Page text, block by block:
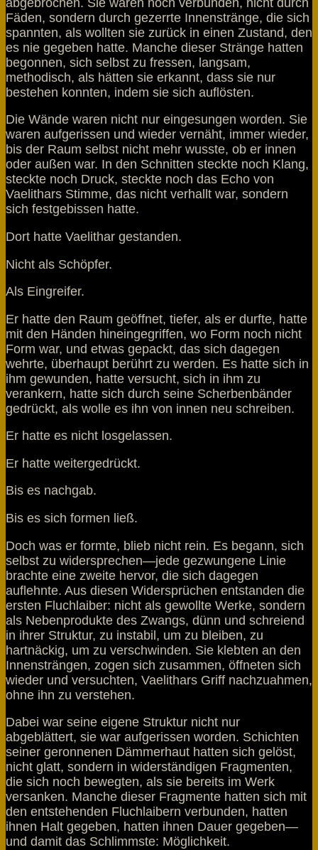
Fäden, sondern durch gezerrte Innenstränge, die sich
spannten, als wollten sie zurück in einen Zustand, den
es nie gegeben hatte. Manche dieser Stränge hatten
begonnen, sich selbst zu fressen, langsam,
methodisch, als hätten sie erkannt, dass sie nur
bestehen konnten, indem sie sich auflösten.
Die Wände waren nicht nur eingesungen worden. Sie
waren aufgerissen und wieder vernäht, immer wieder,
bis der Raum selbst nicht mehr wusste, ob er innen
oder außen war. In den Schnitten steckte noch Klang,
steckte noch Druck, steckte noch das Echo von
Vaelithars Stimme, das nicht verhallt war, sondern
sich festgebissen hatte.
Dort hatte Vaelithar gestanden.
Nicht als Schöpfer.
Als Eingreifer.
Er hatte den Raum geöffnet, tiefer, als er durfte, hatte
mit den Händen hineingegriffen, wo Form noch nicht
Form war, und etwas gepackt, das sich dagegen
wehrte, überhaupt berührt zu werden. Es hatte sich in
ihm gewunden, hatte versucht, sich in ihm zu
verankern, hatte sich durch seine Scherbenbänder
gedrückt, als wolle es ihn von innen neu schreiben.
Er hatte es nicht losgelassen.
Er hatte weitergedrückt.
Bis es nachgab.
Bis es sich formen ließ.
Doch was er formte, blieb nicht rein. Es begann, sich
selbst zu widersprechen—jede gezwungene Linie
brachte eine zweite hervor, die sich dagegen
auflehnte. Aus diesen Widersprüchen entstanden die
ersten Fluchlaiber: nicht als gewollte Werke, sondern
als Nebenprodukte des Zwangs, dünn und schreiend
in ihrer Struktur, zu instabil, um zu bleiben, zu
hartnäckig, um zu verschwinden. Sie klebten an den
Innensträngen, zogen sich zusammen, öffneten sich
wieder und versuchten, Vaelithars Griff nachzuahmen,
ohne ihn zu verstehen.
Dabei war seine eigene Struktur nicht nur
abgeblättert, sie war aufgerissen worden. Schichten
seiner geronnenen Dämmerhaut hatten sich gelöst,
nicht glatt, sondern in widerständigen Fragmenten,
die sich noch bewegten, als sie bereits im Werk
versanken. Manche dieser Fragmente hatten sich mit
den entstehenden Fluchlaibern verbunden, hatten
ihnen Halt gegeben, hatten ihnen Dauer gegeben—
und damit das Schlimmste: Möglichkeit.